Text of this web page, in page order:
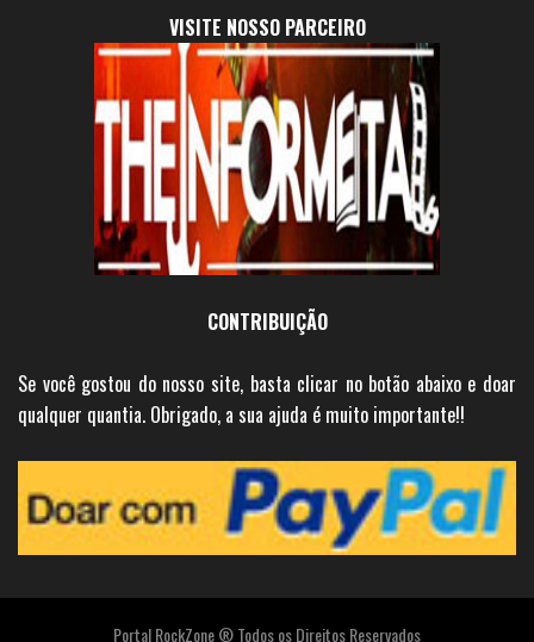
VISITE NOSSO PARCEIRO
CONTRIBUIÇÃO
Se você gostou do nosso site, basta clicar no botão abaixo e doar
qualquer quantia. Obrigado, a sua ajuda é muito importante!!
Portal RockZone ® Todos os Direitos Reservados